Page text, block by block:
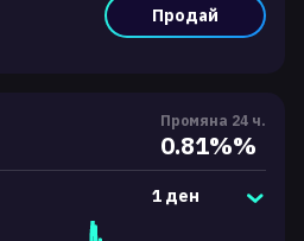
Продай
Промяна 24 ч.
0.81%%
1 ден